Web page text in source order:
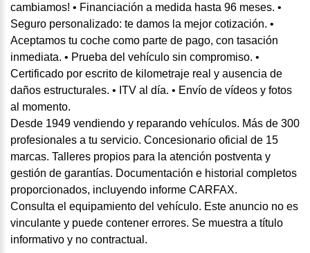
cambiamos! • Financiación a medida hasta 96 meses. •
Seguro personalizado: te damos la mejor cotización. •
Aceptamos tu coche como parte de pago, con tasación
inmediata. • Prueba del vehículo sin compromiso. •
Certificado por escrito de kilometraje real y ausencia de
daños estructurales. • ITV al día. • Envío de vídeos y fotos
al momento.
Desde 1949 vendiendo y reparando vehículos. Más de 300
profesionales a tu servicio. Concesionario oficial de 15
marcas. Talleres propios para la atención postventa y
gestión de garantías. Documentación e historial completos
proporcionados, incluyendo informe CARFAX.
Consulta el equipamiento del vehículo. Este anuncio no es
vinculante y puede contener errores. Se muestra a título
informativo y no contractual.